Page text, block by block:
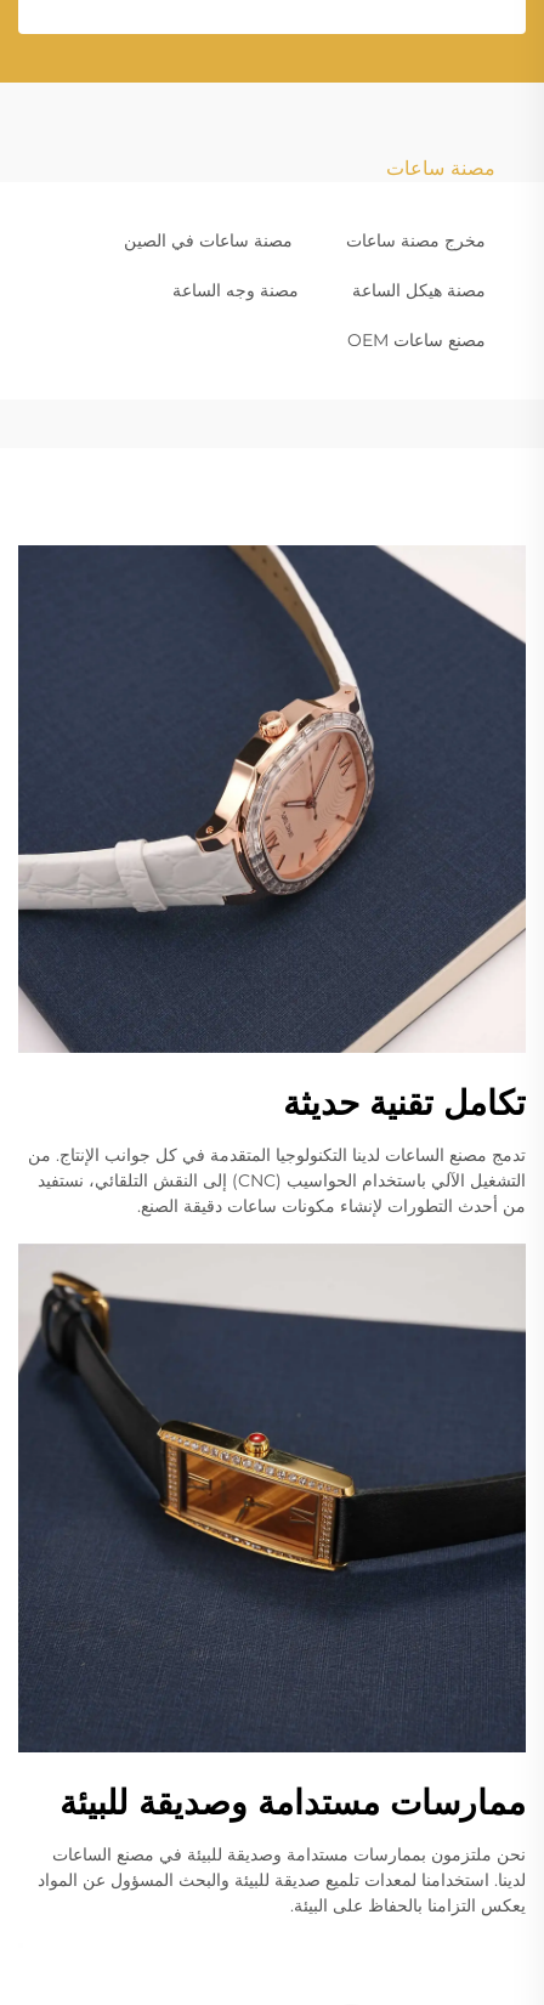
مصنة ساعات
مخرج مصنة ساعات مصنة ساعات في الصين
مصنة هيكل الساعة مصنة وجه الساعة
مصنع ساعات OEM
تكامل تقنية حديثة
تدمج مصنع الساعات لدينا التكنولوجيا المتقدمة في كل جوانب الإنتاج. من
التشغيل الآلي باستخدام الحواسيب (CNC) إلى النقش التلقائي، نستفيد
من أحدث التطورات لإنشاء مكونات ساعات دقيقة الصنع.
ممارسات مستدامة وصديقة للبيئة
نحن ملتزمون بممارسات مستدامة وصديقة للبيئة في مصنع الساعات
لدينا. استخدامنا لمعدات تلميع صديقة للبيئة والبحث المسؤول عن المواد
يعكس التزامنا بالحفاظ على البيئة.